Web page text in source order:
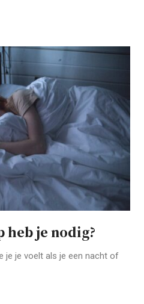
heb je nodig?
je je voelt als je een nacht of